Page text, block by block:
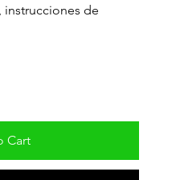
instrucciones de
Cart